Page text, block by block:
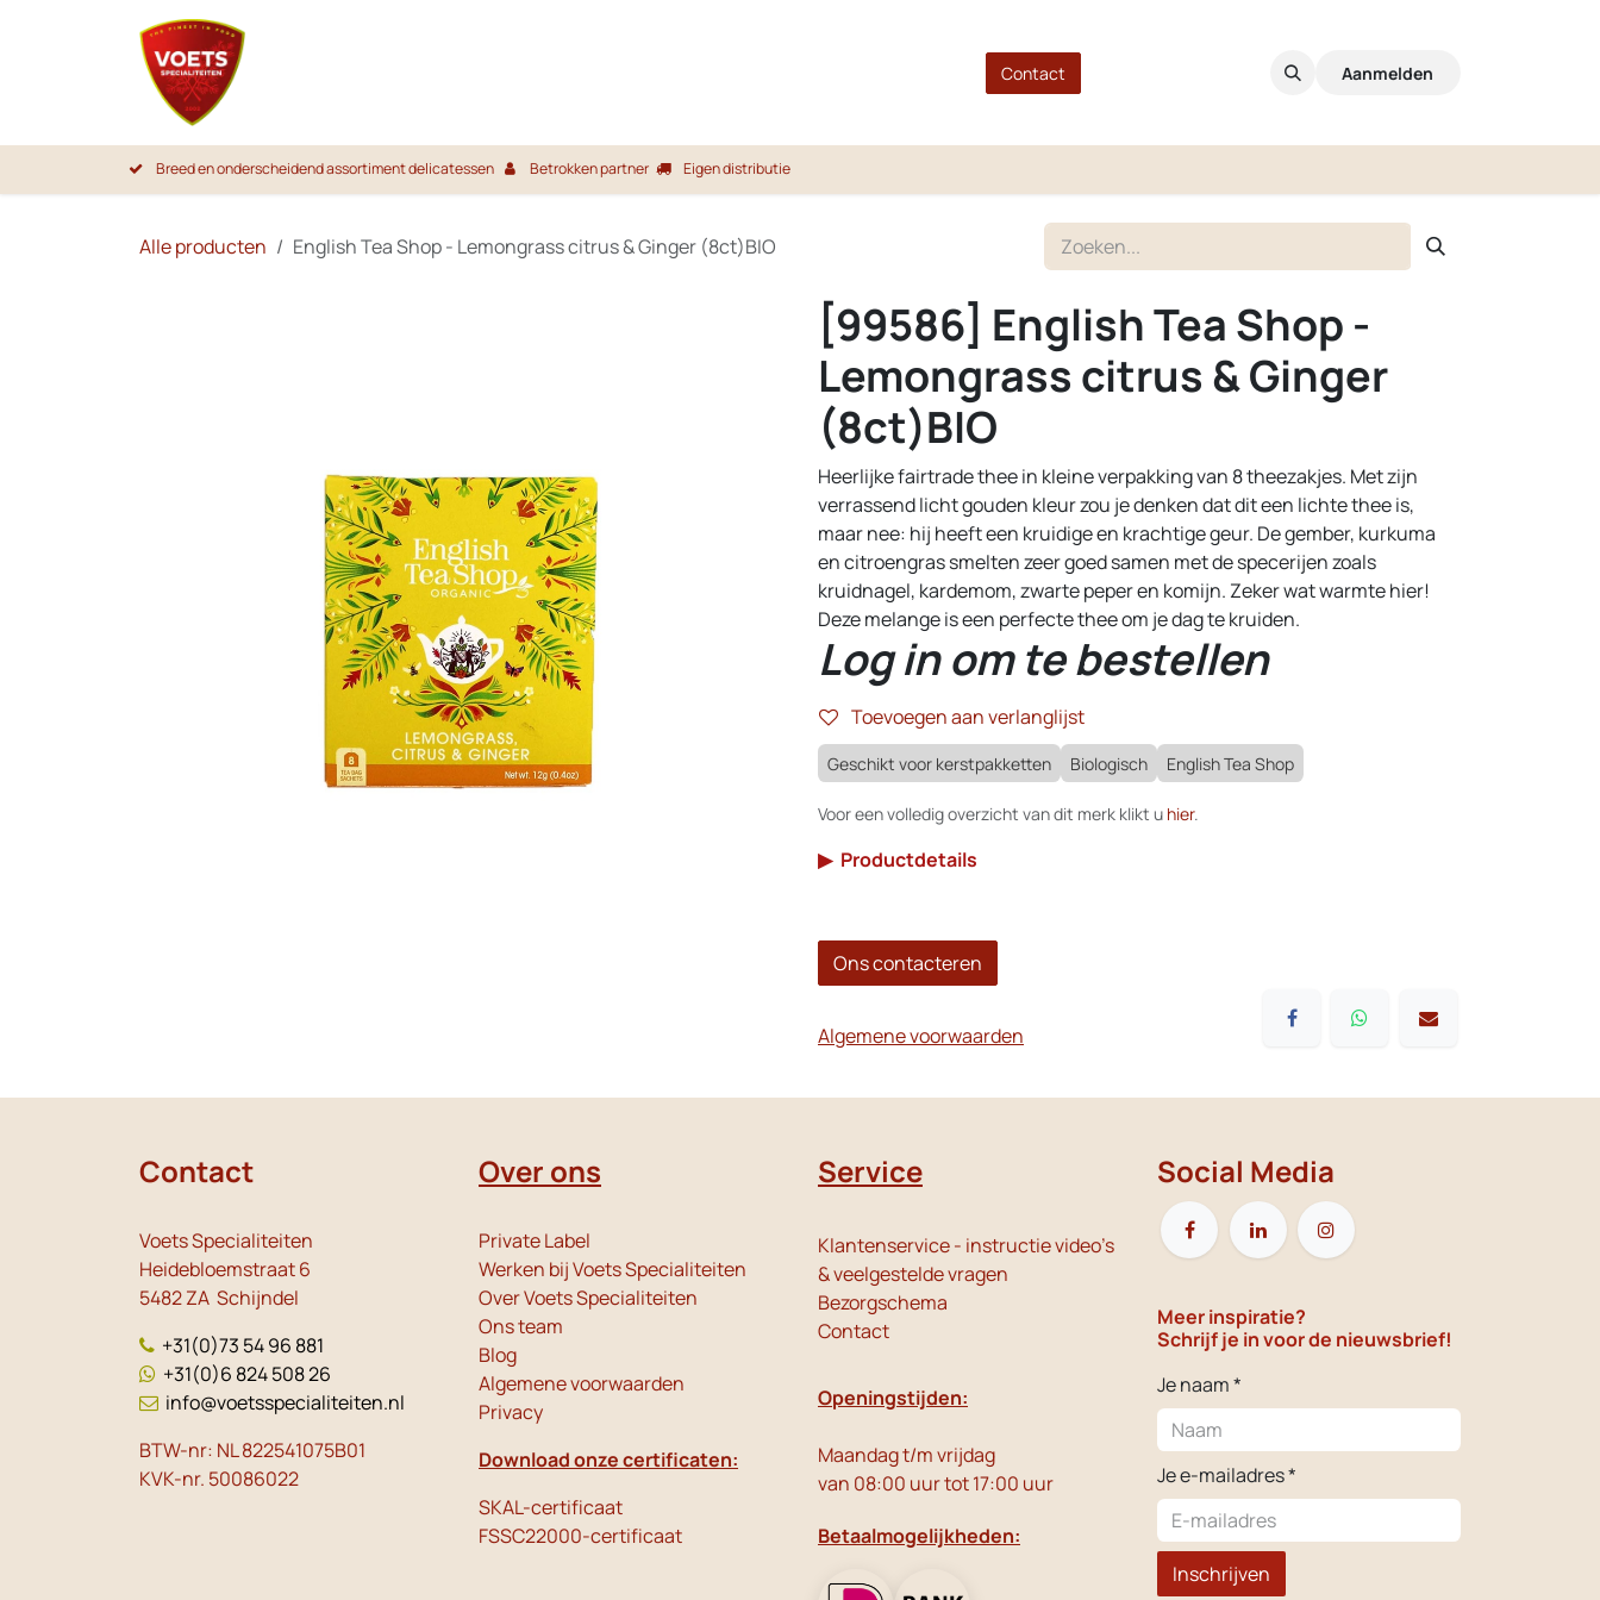
Overslaan naar inhoud
Contact Aanmelden
Breed en onderscheidend assortiment delicatessen Betrokken partner Eigen distributie
Alle producten English Tea Shop - Lemongrass citrus & Ginger (8ct)BIO
[99586] English Tea Shop -
Lemongrass citrus & Ginger
(8ct)BIO
Heerlijke fairtrade thee in kleine verpakking van 8 theezakjes. Met zijn
verrassend licht gouden kleur zou je denken dat dit een lichte thee is,
maar nee: hij heeft een kruidige en krachtige geur. De gember, kurkuma
en citroengras smelten zeer goed samen met de specerijen zoals
kruidnagel, kardemom, zwarte peper en komijn. Zeker wat warmte hier!
Deze melange is een perfecte thee om je dag te kruiden.
Log in om te bestellen
Toevoegen aan verlanglijst
Geschikt voor kerstpakketten Biologisch English Tea Shop
Voor een volledig overzicht van dit merk klikt u hier.
▶ Productdetails
Ons contacteren
Algemene voorwaarden
Contact
Voets Specialiteiten
Heidebloemstraat 6
5482 ZA Schijndel
+31(0)73 54 96 881
+31(0)6 824 508 26
info@voetsspecialiteiten.nl
BTW-nr: NL 822541075B01
KVK-nr. 50086022
Over ons
Private Label
Werken bij Voets Specialiteiten
Over Voets Specialiteiten
Ons team
Blog
Algemene voorwaarden
Privacy
Download onze certificaten:
SKAL-certificaat
FSSC22000-certificaat
Service
Klantenservice - instructie video's
& veelgestelde vragen
Bezorgschema
Contact
Openingstijden:
Maandag t/m vrijdag
van 08:00 uur tot 17:00 uur
Betaalmogelijkheden:
Social Media
Meer inspiratie?
Schrijf je in voor de nieuwsbrief!
Je naam *
Je e-mailadres *
Inschrijven